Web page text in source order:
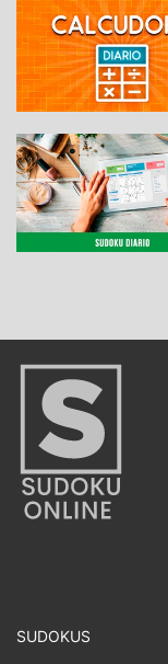
SUDOKUS